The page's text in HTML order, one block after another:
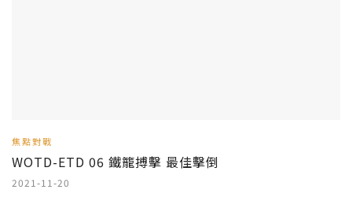
焦點對戰
WOTD-ETD 06 鐵籠搏擊 最佳擊倒
2021-11-20